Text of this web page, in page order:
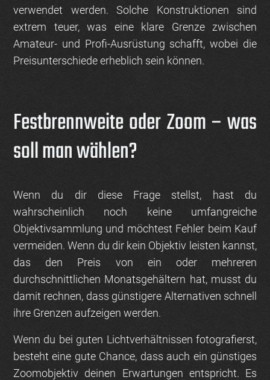
verwendet werden. Solche Konstruktionen sind
extrem teuer, was eine klare Grenze zwischen
Amateur- und Profi-Ausrüstung schafft, wobei die
Preisunterschiede erheblich sein können.
Festbrennweite oder Zoom – was
soll man wählen?
Wenn du dir diese Frage stellst, hast du
wahrscheinlich noch keine umfangreiche
Objektivsammlung und möchtest Fehler beim Kauf
vermeiden. Wenn du dir kein Objektiv leisten kannst,
das den Preis von ein oder mehreren
durchschnittlichen Monatsgehältern hat, musst du
damit rechnen, dass günstigere Alternativen schnell
ihre Grenzen aufzeigen werden.
Wenn du bei guten Lichtverhältnissen fotografierst,
besteht eine gute Chance, dass auch ein günstiges
Zoomobjektiv deinen Erwartungen entspricht. Es